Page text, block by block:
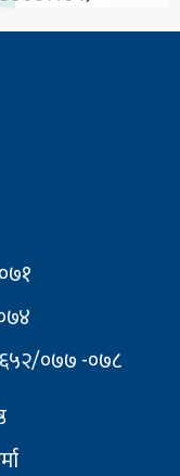
०७७ -०७८